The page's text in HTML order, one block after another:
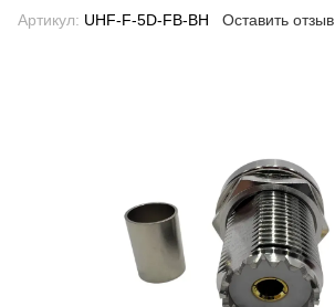
Артикул: UHF-F-5D-FB-BH Оставить отзыв